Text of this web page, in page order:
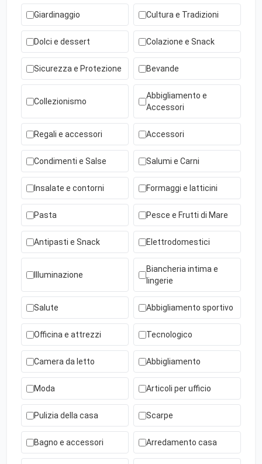
Giardinaggio Cultura e Tradizioni
Dolci e dessert Colazione e Snack
Sicurezza e Protezione Bevande
Collezionismo
Abbigliamento e
Accessori
Regali e accessori Accessori
Condimenti e Salse Salumi e Carni
Insalate e contorni Formaggi e latticini
Pasta Pesce e Frutti di Mare
Antipasti e Snack Elettrodomestici
Illuminazione
Biancheria intima e
lingerie
Salute Abbigliamento sportivo
Officina e attrezzi Tecnologico
Camera da letto Abbigliamento
Moda Articoli per ufficio
Pulizia della casa Scarpe
Bagno e accessori Arredamento casa